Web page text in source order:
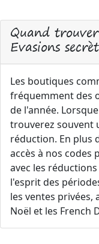
Quand
Evasions
Les boutiques
fréquemment des
de l'année.
trouverez souvent
réduction. En plus
accès à nos codes
avec les
l'esprit des
les ventes privées,
Noël et les French